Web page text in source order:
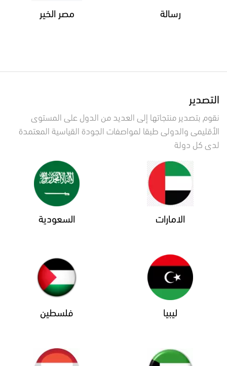
رسالة مصر الخير
التصدير
نقوم بتصدير منتجاتها إلى العديد من الدول على المستوى
الأقليمى والدولى طبقا لمواصفات الجودة القياسية المعتمدة
لدى كل دولة
الامارات السعودية
ليبيا فلسطين